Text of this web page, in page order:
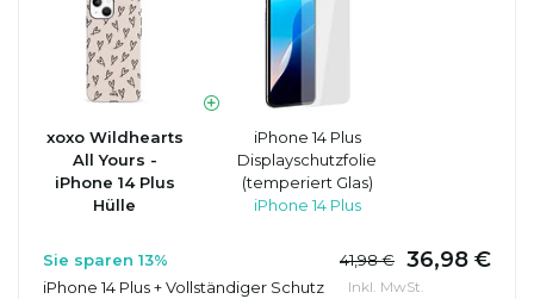
xoxo Wildhearts
All Yours -
iPhone 14 Plus
Hülle
iPhone 14 Plus
Displayschutzfolie
(temperiert Glas)
iPhone 14 Plus
Sie sparen 13% 41,98 € 36,98 €
iPhone 14 Plus + Vollständiger Schutz Inkl. MwSt.